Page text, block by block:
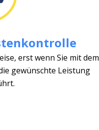
erst wenn Sie mit dem
gewünschte Leistung